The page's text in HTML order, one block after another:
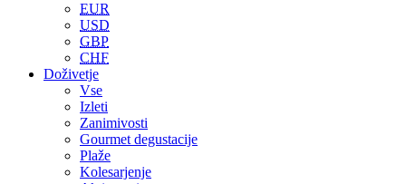
EUR
USD
GBP
CHF
Doživetje
Vse
Izleti
Zanimivosti
Gourmet degustacije
Plaže
Kolesarjenje